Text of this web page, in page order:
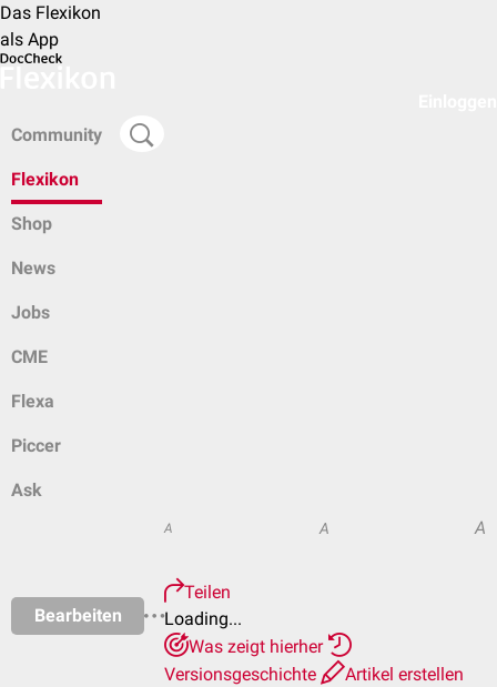
Das Flexikon
als App
Community
Flexikon
Shop
News
Jobs
CME
Flexa
Piccer
Ask
Bearbeiten
A A A
Teilen
Loading...
Was zeigt hierher
Versionsgeschichte
Artikel erstellen